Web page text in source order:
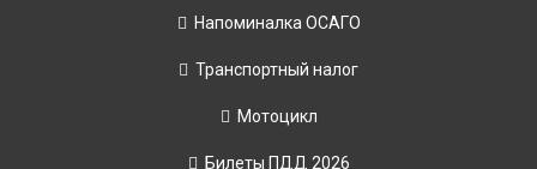
Напоминалка ОСАГО
Транспортный налог
Мотоцикл
Билеты ПДД 2026